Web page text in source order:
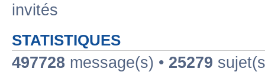
invités
STATISTIQUES
497728 message(s) • 25279